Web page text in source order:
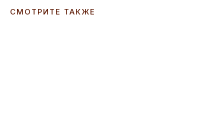
СМОТРИТЕ ТАКЖЕ